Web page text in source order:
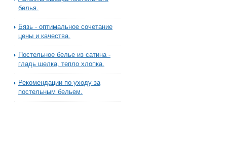
белья.
Бязь - оптимальное сочетание
цены и качества.
Постельное белье из сатина -
гладь шелка, тепло хлопка.
Рекомендации по уходу за
постельным бельем.